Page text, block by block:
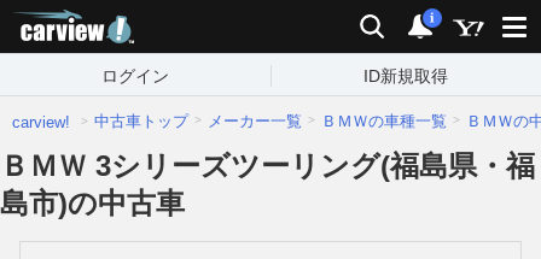
検索 通知
i
ログイン ID新規取得
carview! 中古車トップ メーカー一覧 ＢＭＷの車種一覧 ＢＭＷの
ＢＭＷ 3シリーズツーリング(福島県・福
島市)の中古車